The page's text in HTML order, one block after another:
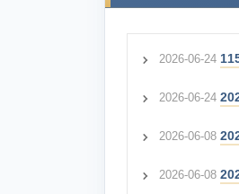
2026-06-24
2026-06-24
2026-06-08
2026-06-08